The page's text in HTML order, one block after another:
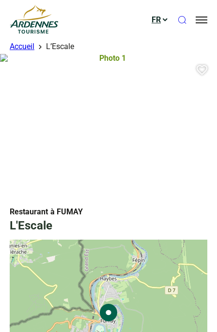
ADT des Ardennes
FR Ouvrir
Accueil L’Escale
Restaurant à FUMAY
L'Escale
Photo 1, © Droits gérés